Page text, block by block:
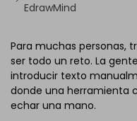
EdrawMind
Para muchas personas,
ser todo un reto. La
introducir texto
donde una herramienta
echar una mano.